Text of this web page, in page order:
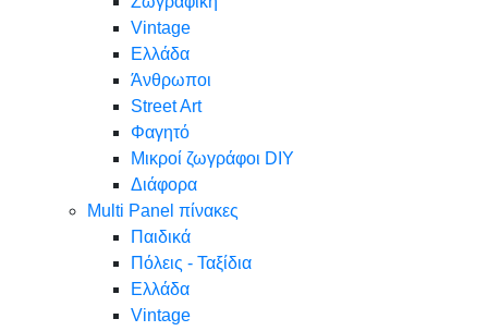
Vintage
Ελλάδα
Άνθρωποι
Street Art
Φαγητό
Μικροί ζωγράφοι DIY
Διάφορα
Multi Panel πίνακες
Παιδικά
Πόλεις - Ταξίδια
Ελλάδα
Vintage